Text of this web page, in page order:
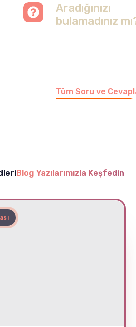
Aradığınızı
bulamadınız
Tüm Soru ve
Blog Yazılarımızla Keşfedin